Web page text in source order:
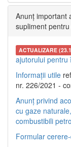
Anunț important
supliment
ACTUALIZARE
ajutorului pentru
Informații utile
nr. 226/2021 -
Anunț privind
cu gaze
combustibili
Formular